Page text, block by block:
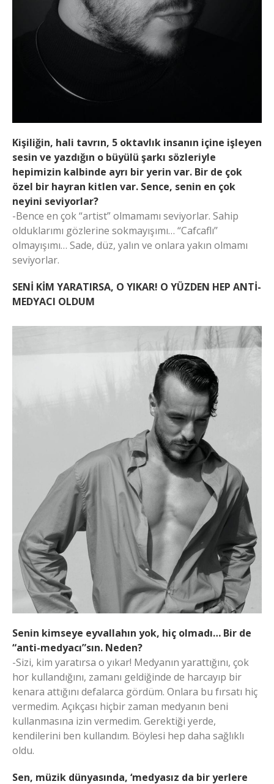
Kişiliğin, hali tavrın, 5 oktavlık insanın içine işleyen
sesin ve yazdığın o büyülü şarkı sözleriyle
hepimizin kalbinde ayrı bir yerin var. Bir de çok
özel bir hayran kitlen var. Sence, senin en çok
neyini seviyorlar?
-Bence en çok “artist” olmamamı seviyorlar. Sahip
olduklarımı gözlerine sokmayışımı… “Cafcaflı’’
olmayışımı… Sade, düz, yalın ve onlara yakın olmamı
seviyorlar.
SENİ KİM YARATIRSA, O YIKAR! O YÜZDEN HEP ANTİ-
MEDYACI OLDUM
Senin kimseye eyvallahın yok, hiç olmadı… Bir de
“anti-medyacı”sın. Neden?
-Sizi, kim yaratırsa o yıkar! Medyanın yarattığını, çok
hor kullandığını, zamanı geldiğinde de harcayıp bir
kenara attığını defalarca gördüm. Onlara bu fırsatı hiç
vermedim. Açıkçası hiçbir zaman medyanın beni
kullanmasına izin vermedim. Gerektiği yerde,
kendilerini ben kullandım. Böylesi hep daha sağlıklı
oldu.
Sen, müzik dünyasında, ‘medyasız da bir yerlere